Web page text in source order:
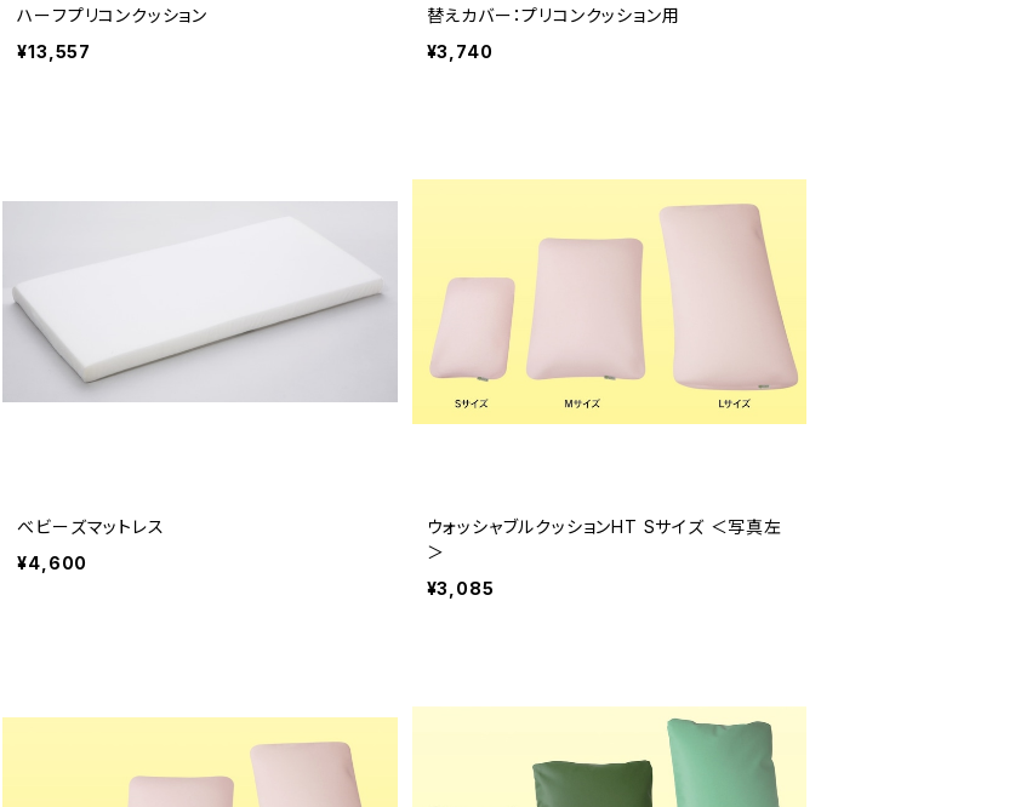
ハーフプリコンクッション
¥13,557
替えカバー：プリコンクッション用
¥3,740
べビーズマットレス
¥4,600
ウォッシャブルクッションHT Sサイズ ＜写真左
＞
¥3,085